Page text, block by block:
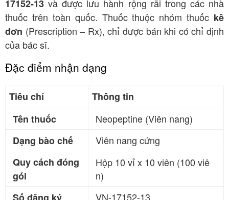
17152-13 và được lưu hành rộng rãi trong các nhà
thuốc trên toàn quốc. Thuốc thuộc nhóm thuốc kê
đơn (Prescription – Rx), chỉ được bán khi có chỉ định
của bác sĩ.
Đặc điểm nhận dạng
Tiêu chí
Thông tin
Tên thuốc
Neopeptine (Viên nang)
Dạng bào chế
Viên nang cứng
Quy cách đóng
gói
Hộp 10 vỉ x 10 viên (100 viê
n)
VN-17152-13